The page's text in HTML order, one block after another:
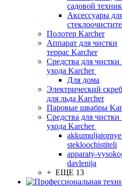
садовой
Аксессуары
Полотер Karcher
Аппарат для чистки
террас Karcher
Средства для чистки
ухода Karcher
Для дома
Электрический
для льда Karcher
Паровые швабры
Средства для чистки
ухода Karcher
stekloochistiteli
apparaty-
davlenija
+ ЕЩЕ 13